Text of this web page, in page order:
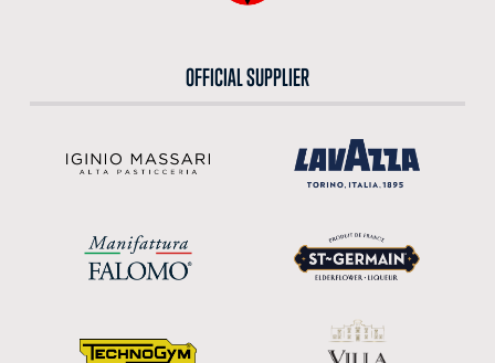
OFFICIAL SUPPLIER